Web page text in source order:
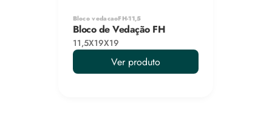
Bloco vedacaoFH-11,5
Bloco de Vedação FH
11,5X19X19
Ver produto